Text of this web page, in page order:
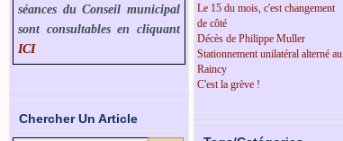
séances du Conseil municipal
sont consultables en cliquant
ICI
Chercher Un Article
Le 15 du mois, c'est changement
de côté
Décès de Philippe Muller
Stationnement unilatéral alterné au
Raincy
C'est la grève !